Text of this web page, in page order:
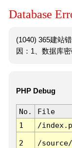
Database
(1040) 365建站
因：1、数据库
PHP Debug
No. File
1
/
2 /